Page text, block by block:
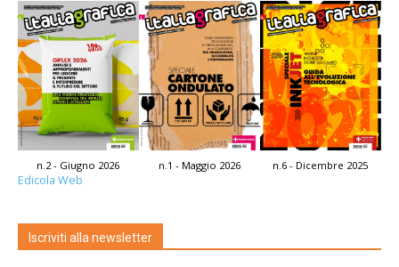
n.2 - Giugno 2026 n.1 - Maggio 2026 n.6 - Dicembre 2025
Edicola Web
Iscriviti alla newsletter